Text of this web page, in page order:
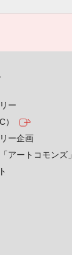
ー
ー企画
アートコモンズ」